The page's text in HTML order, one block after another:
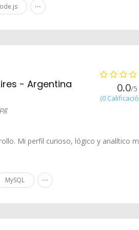
...
- Argentina 0.0/5
(0
Mi perfil curioso, lógico y analítico
MySQL ...